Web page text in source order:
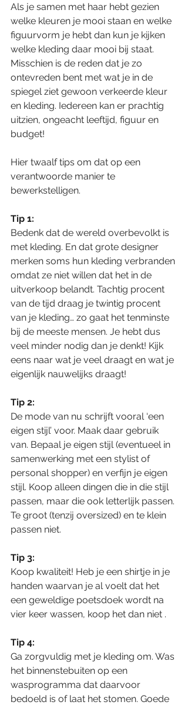
Als je samen met haar hebt gezien
welke kleuren je mooi staan en welke
figuurvorm je hebt dan kun je kijken
welke kleding daar mooi bij staat.
Misschien is de reden dat je zo
ontevreden bent met wat je in de
spiegel ziet gewoon verkeerde kleur
en kleding. Iedereen kan er prachtig
uitzien, ongeacht leeftijd, figuur en
budget!
Hier twaalf tips om dat op een
verantwoorde manier te
bewerkstelligen.
Tip 1:
Bedenk dat de wereld overbevolkt is
met kleding. En dat grote designer
merken soms hun kleding verbranden
omdat ze niet willen dat het in de
uitverkoop belandt. Tachtig procent
van de tijd draag je twintig procent
van je kleding… zo gaat het tenminste
bij de meeste mensen. Je hebt dus
veel minder nodig dan je denkt! Kijk
eens naar wat je veel draagt en wat je
eigenlijk nauwelijks draagt!
Tip 2:
De mode van nu schrijft vooral ‘een
eigen stijl’ voor. Maak daar gebruik
van. Bepaal je eigen stijl (eventueel in
samenwerking met een stylist of
personal shopper) en verfijn je eigen
stijl. Koop alleen dingen die in die stijl
passen, maar die ook letterlijk passen.
Te groot (tenzij oversized) en te klein
passen niet.
Tip 3:
Koop kwaliteit! Heb je een shirtje in je
handen waarvan je al voelt dat het
een geweldige poetsdoek wordt na
vier keer wassen, koop het dan niet .
Tip 4:
Ga zorgvuldig met je kleding om. Was
het binnenstebuiten op een
wasprogramma dat daarvoor
bedoeld is of laat het stomen. Goede